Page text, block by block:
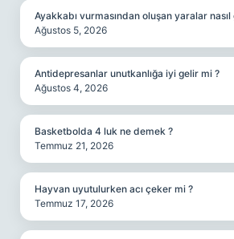
Ayakkabı vurmasından oluşan yaralar nasıl
Ağustos 5, 2026
Antidepresanlar unutkanlığa iyi gelir mi ?
Ağustos 4, 2026
Basketbolda 4 luk ne demek ?
Temmuz 21, 2026
Hayvan uyutulurken acı çeker mi ?
Temmuz 17, 2026